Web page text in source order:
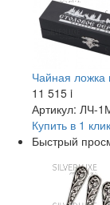
Чайная ложка
11 515 i
Артикул: ЛЧ-
Купить в 1 клик
Быстрый